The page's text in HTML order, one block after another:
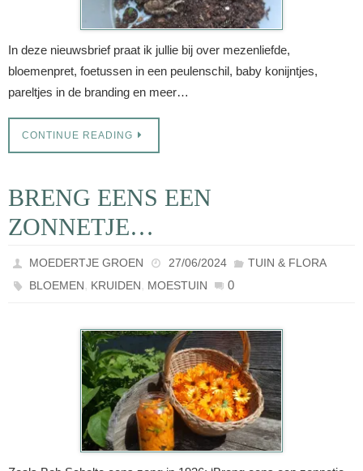
In deze nieuwsbrief praat ik jullie bij over mezenliefde,
bloemenpret, foetussen in een peulenschil, baby konijntjes,
pareltjes in de branding en meer…
CONTINUE READING
BRENG EENS EEN
ZONNETJE…
MOEDERTJE GROEN 27/06/2024
TUIN & FLORA
BLOEMEN, KRUIDEN, MOESTUIN 0